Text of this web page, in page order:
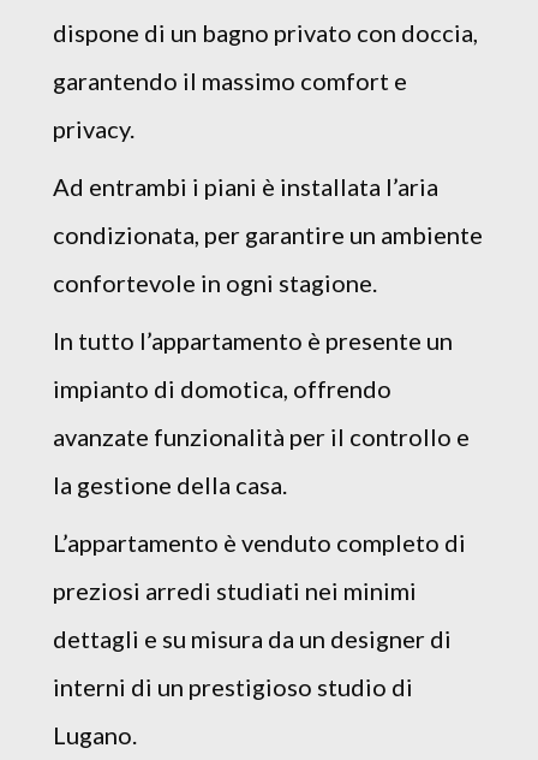
dispone di un bagno privato con doccia,
garantendo il massimo comfort e
privacy.
Ad entrambi i piani è installata l’aria
condizionata, per garantire un ambiente
confortevole in ogni stagione.
In tutto l’appartamento è presente un
impianto di domotica, offrendo
avanzate funzionalità per il controllo e
la gestione della casa.
L’appartamento è venduto completo di
preziosi arredi studiati nei minimi
dettagli e su misura da un designer di
interni di un prestigioso studio di
Lugano.